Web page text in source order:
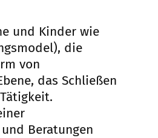
und Kinder wie
die
von
das Schließen
Beratungen